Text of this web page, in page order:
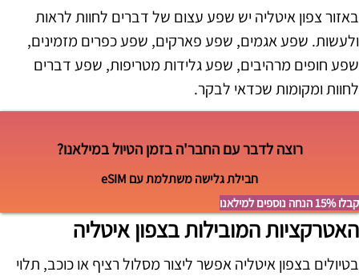
באזור צפון איטליה יש שפע עצום של דברים לחוות לראות
ולעשות. שפע אגמים, שפע פארקים, שפע כפרים מזמינים,
שפע חופים מרהיבים, שפע גלידות מטריפות, שפע דברים
לחוות ומקומות שכדאי לבקר.
רוצה לדבר עם החבר'ה בזמן הטיול במילאנו?
חבילת גלישה משתלמת עם eSIM
קבלו 15% הנחה נוספים למילאנו
האטרקציות המובילות בצפון איטליה
בטיולים בצפון איטליה אפשר ליצור מסלול רציף או כוכב, תלוי